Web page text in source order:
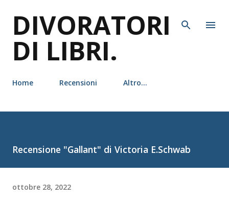
DIVORATORI
DI LIBRI.
Home Recensioni Altro…
Recensione "Gallant" di Victoria E.Schwab
ottobre 28, 2022